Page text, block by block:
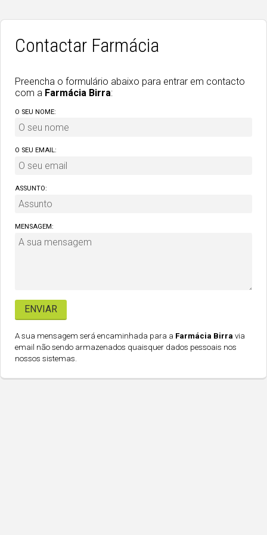
Contactar Farmácia
Preencha o formulário abaixo para entrar em contacto
com a Farmácia Birra:
O SEU NOME:
O SEU EMAIL:
ASSUNTO:
MENSAGEM:
A sua mensagem será encaminhada para a Farmácia Birra via
email não sendo armazenados quaisquer dados pessoais nos
nossos sistemas.